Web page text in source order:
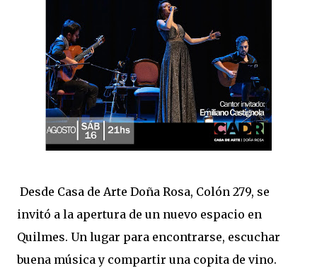
Desde Casa de Arte Doña Rosa, Colón 279, se
invitó a la apertura de un nuevo espacio en
Quilmes. Un lugar para encontrarse, escuchar
buena música y compartir una copita de vino.